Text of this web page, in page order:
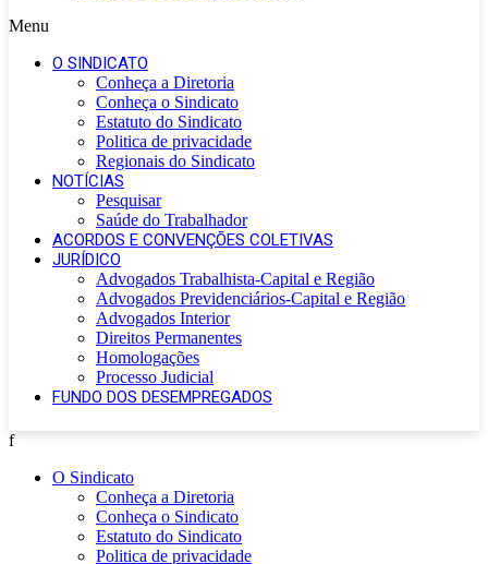
Menu
O SINDICATO
Conheça a Diretoria
Conheça o Sindicato
Estatuto do Sindicato
Politica de privacidade
Regionais do Sindicato
NOTÍCIAS
Pesquisar
Saúde do Trabalhador
ACORDOS E CONVENÇÕES COLETIVAS
JURÍDICO
Advogados Trabalhista-Capital e Região
Advogados Previdenciários-Capital e Região
Advogados Interior
Direitos Permanentes
Homologações
Processo Judicial
FUNDO DOS DESEMPREGADOS
f
O Sindicato
Conheça a Diretoria
Conheça o Sindicato
Estatuto do Sindicato
Politica de privacidade